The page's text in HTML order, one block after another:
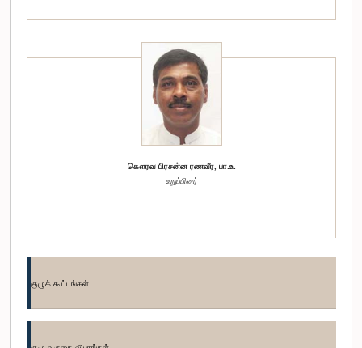
கௌரவ பிரசன்ன ரணவீர, பா.உ.
உறுப்பினர்
குழுக் கூட்டங்கள்